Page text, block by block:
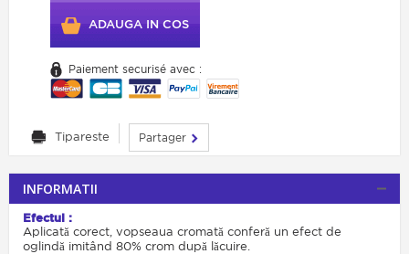
ADAUGA IN COS
Paiement securisé avec :
Tipareste Partager
INFORMATII
Efectul :
Aplicată corect, vopseaua cromată conferă un efect de
oglindă imitând 80% crom după lăcuire.